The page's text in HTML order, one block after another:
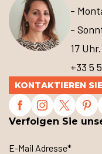
-
-
17 Uhr.
+33 5
KONTAKTIEREN
Verfolgen Sie